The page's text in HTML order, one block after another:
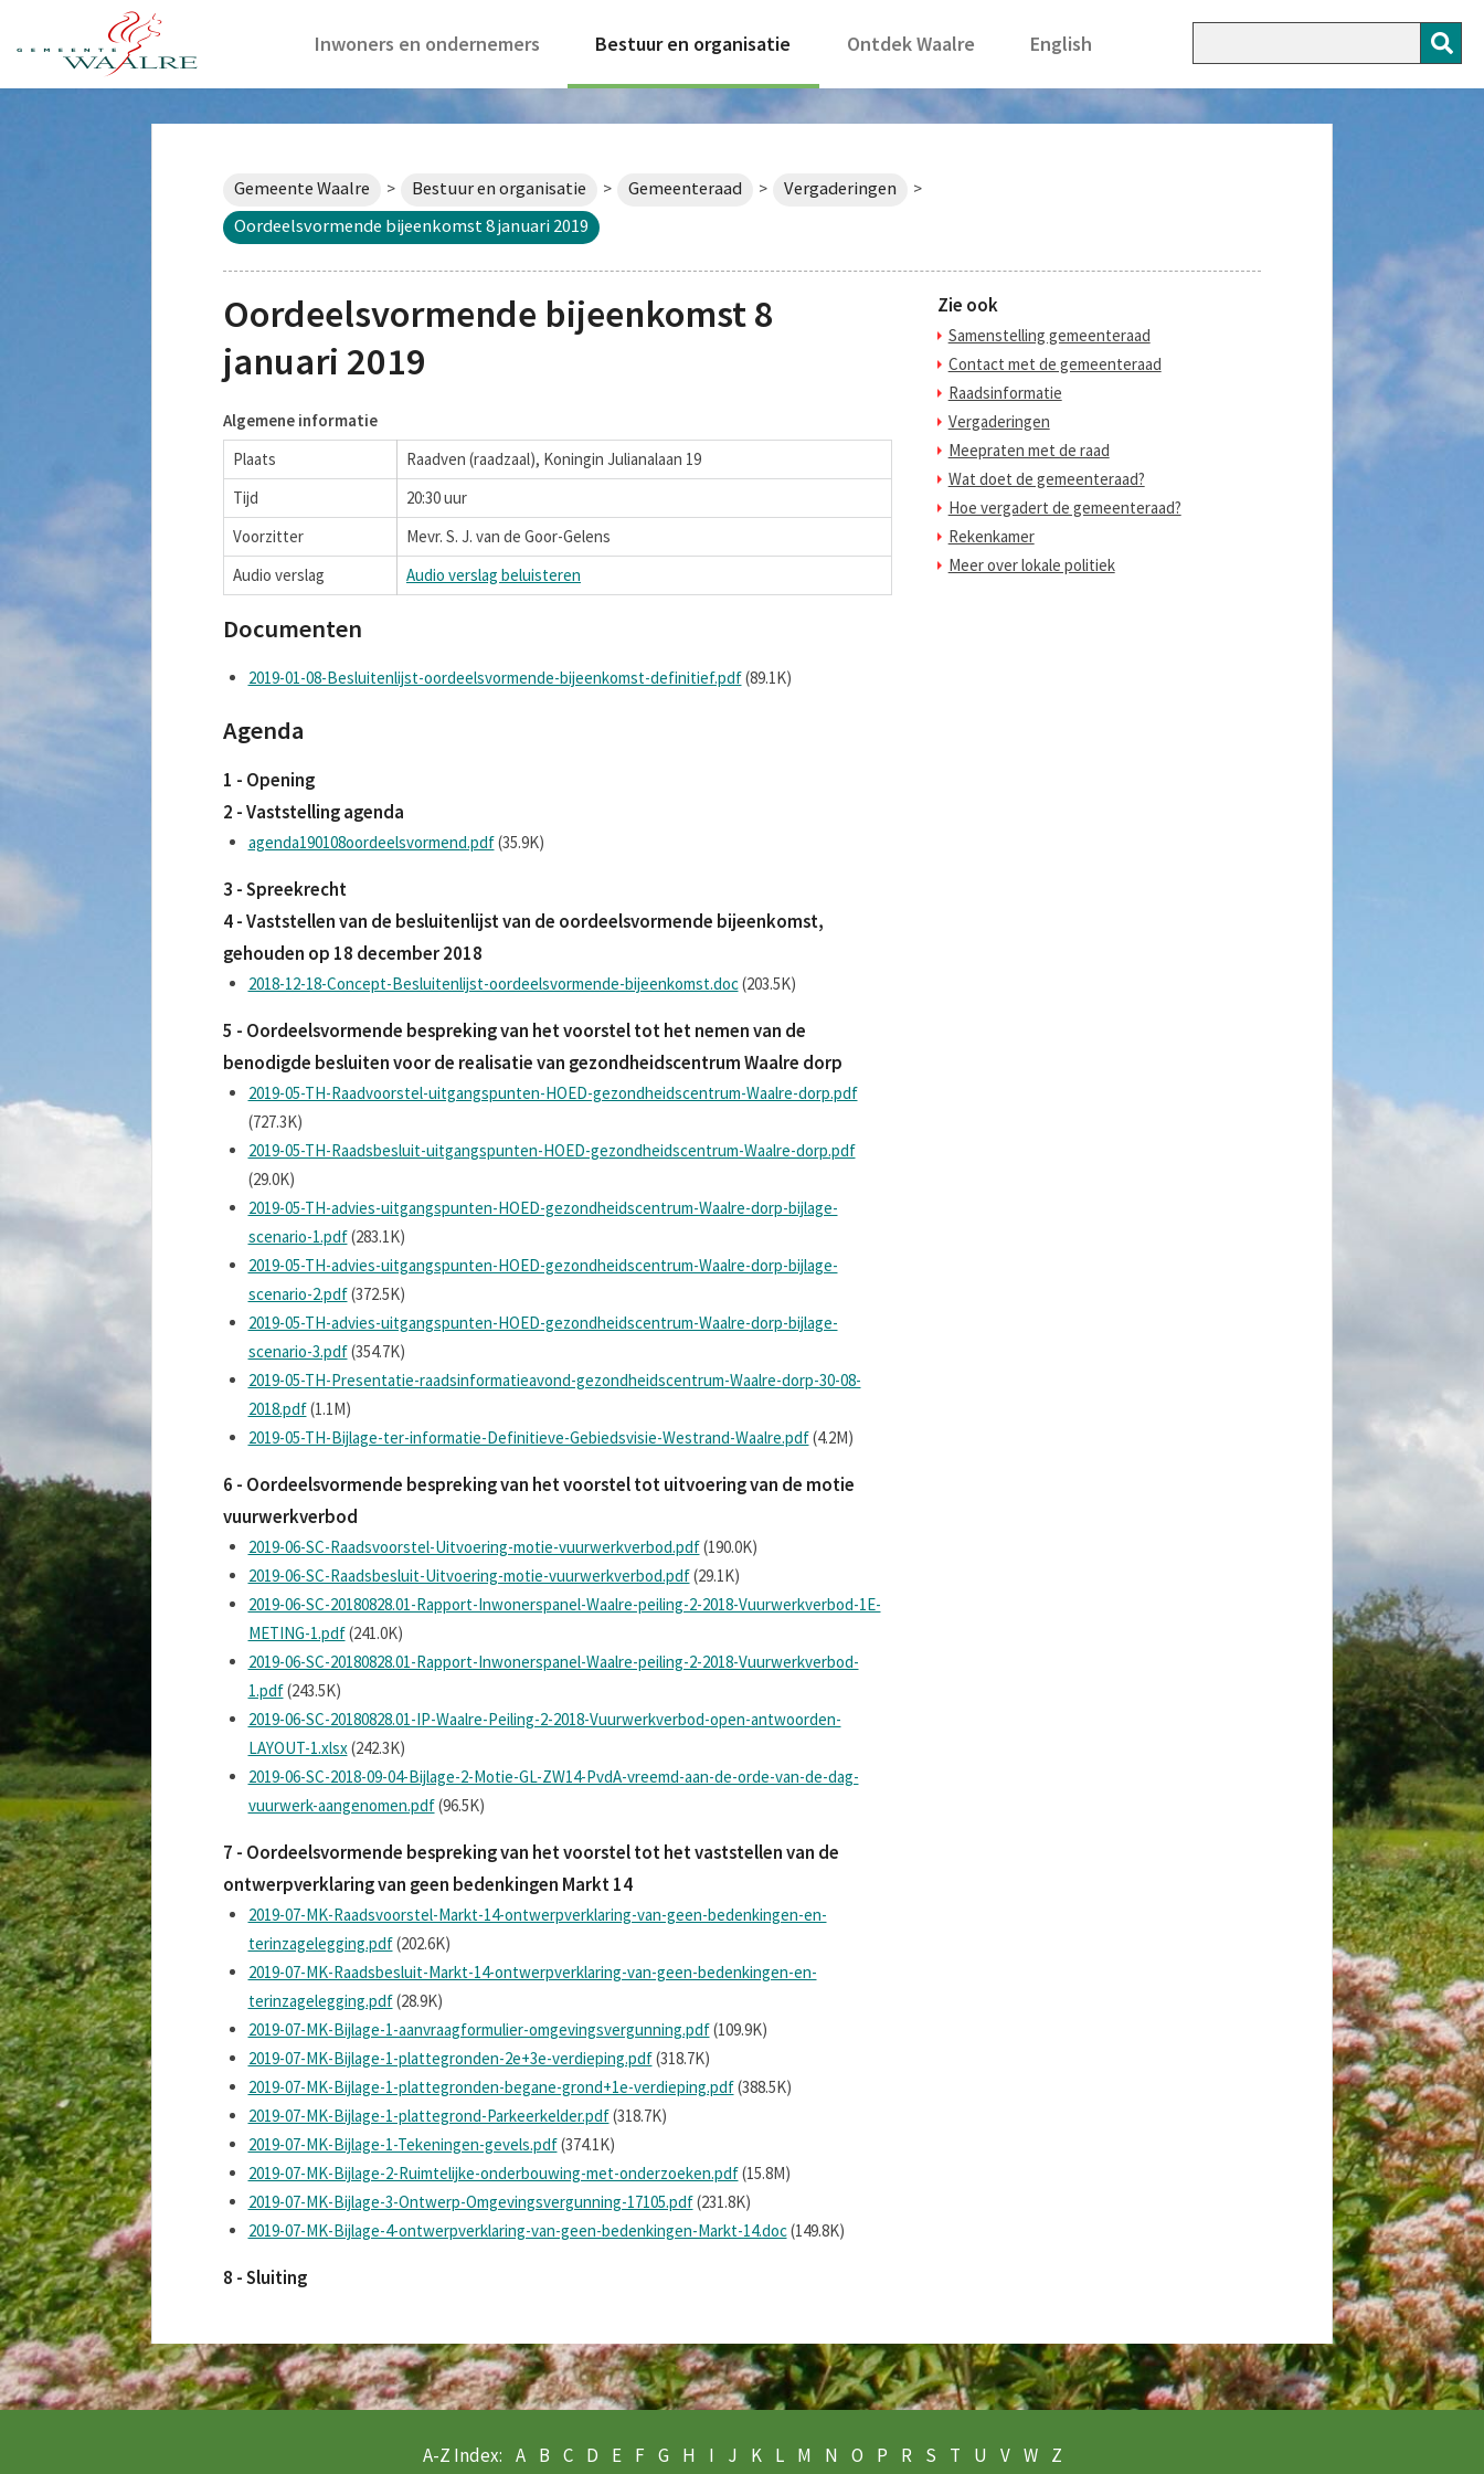
Inwoners en ondernemers Bestuur en organisatie Ontdek Waalre English
Gemeente Waalre > Bestuur en organisatie > Gemeenteraad > Vergaderingen >
Oordeelsvormende bijeenkomst 8 januari 2019
Oordeelsvormende bijeenkomst 8
januari 2019
Algemene informatie
Plaats
Raadven (raadzaal), Koningin Julianalaan 19
Tijd
20:30 uur
Voorzitter
Mevr. S. J. van de Goor-Gelens
Audio verslag
Audio verslag beluisteren
Documenten
2019-01-08-Besluitenlijst-oordeelsvormende-bijeenkomst-definitief.pdf(89.1K)
Agenda
1 - Opening
2 - Vaststelling agenda
agenda190108oordeelsvormend.pdf(35.9K)
3 - Spreekrecht
4 - Vaststellen van de besluitenlijst van de oordeelsvormende bijeenkomst,
gehouden op 18 december 2018
2018-12-18-Concept-Besluitenlijst-oordeelsvormende-bijeenkomst.doc(203.5K)
5 - Oordeelsvormende bespreking van het voorstel tot het nemen van de
benodigde besluiten voor de realisatie van gezondheidscentrum Waalre dorp
2019-05-TH-Raadvoorstel-uitgangspunten-HOED-gezondheidscentrum-Waalre-dorp.pdf
(727.3K)
2019-05-TH-Raadsbesluit-uitgangspunten-HOED-gezondheidscentrum-Waalre-dorp.pdf
(29.0K)
2019-05-TH-advies-uitgangspunten-HOED-gezondheidscentrum-Waalre-dorp-bijlage-
scenario-1.pdf(283.1K)
2019-05-TH-advies-uitgangspunten-HOED-gezondheidscentrum-Waalre-dorp-bijlage-
scenario-2.pdf(372.5K)
2019-05-TH-advies-uitgangspunten-HOED-gezondheidscentrum-Waalre-dorp-bijlage-
scenario-3.pdf(354.7K)
2019-05-TH-Presentatie-raadsinformatieavond-gezondheidscentrum-Waalre-dorp-30-08-
2018.pdf(1.1M)
2019-05-TH-Bijlage-ter-informatie-Definitieve-Gebiedsvisie-Westrand-Waalre.pdf(4.2M)
6 - Oordeelsvormende bespreking van het voorstel tot uitvoering van de motie
vuurwerkverbod
2019-06-SC-Raadsvoorstel-Uitvoering-motie-vuurwerkverbod.pdf(190.0K)
2019-06-SC-Raadsbesluit-Uitvoering-motie-vuurwerkverbod.pdf(29.1K)
2019-06-SC-20180828.01-Rapport-Inwonerspanel-Waalre-peiling-2-2018-Vuurwerkverbod-1E-
METING-1.pdf(241.0K)
2019-06-SC-20180828.01-Rapport-Inwonerspanel-Waalre-peiling-2-2018-Vuurwerkverbod-
1.pdf(243.5K)
2019-06-SC-20180828.01-IP-Waalre-Peiling-2-2018-Vuurwerkverbod-open-antwoorden-
LAYOUT-1.xlsx (242.3K)
2019-06-SC-2018-09-04-Bijlage-2-Motie-GL-ZW14-PvdA-vreemd-aan-de-orde-van-de-dag-
vuurwerk-aangenomen.pdf(96.5K)
7 - Oordeelsvormende bespreking van het voorstel tot het vaststellen van de
ontwerpverklaring van geen bedenkingen Markt 14
2019-07-MK-Raadsvoorstel-Markt-14-ontwerpverklaring-van-geen-bedenkingen-en-
terinzagelegging.pdf(202.6K)
2019-07-MK-Raadsbesluit-Markt-14-ontwerpverklaring-van-geen-bedenkingen-en-
terinzagelegging.pdf(28.9K)
2019-07-MK-Bijlage-1-aanvraagformulier-omgevingsvergunning.pdf(109.9K)
2019-07-MK-Bijlage-1-plattegronden-2e+3e-verdieping.pdf(318.7K)
2019-07-MK-Bijlage-1-plattegronden-begane-grond+1e-verdieping.pdf(388.5K)
2019-07-MK-Bijlage-1-plattegrond-Parkeerkelder.pdf(318.7K)
2019-07-MK-Bijlage-1-Tekeningen-gevels.pdf(374.1K)
2019-07-MK-Bijlage-2-Ruimtelijke-onderbouwing-met-onderzoeken.pdf(15.8M)
2019-07-MK-Bijlage-3-Ontwerp-Omgevingsvergunning-17105.pdf(231.8K)
2019-07-MK-Bijlage-4-ontwerpverklaring-van-geen-bedenkingen-Markt-14.doc(149.8K)
8 - Sluiting
Zie ook
Samenstelling gemeenteraad
Contact met de gemeenteraad
Raadsinformatie
Vergaderingen
Meepraten met de raad
Wat doet de gemeenteraad?
Hoe vergadert de gemeenteraad?
Rekenkamer
Meer over lokale politiek
A-Z Index: A B C D E F G H I J K L M N O P R S T U V W Z